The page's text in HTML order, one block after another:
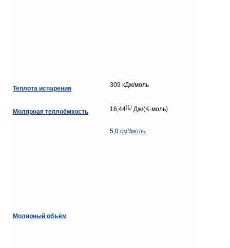
Теплота испарения 309 кДж/моль
Молярная теплоёмкость 16,44[1] Дж/(K·моль)
Молярный объём
5,0 см³/моль